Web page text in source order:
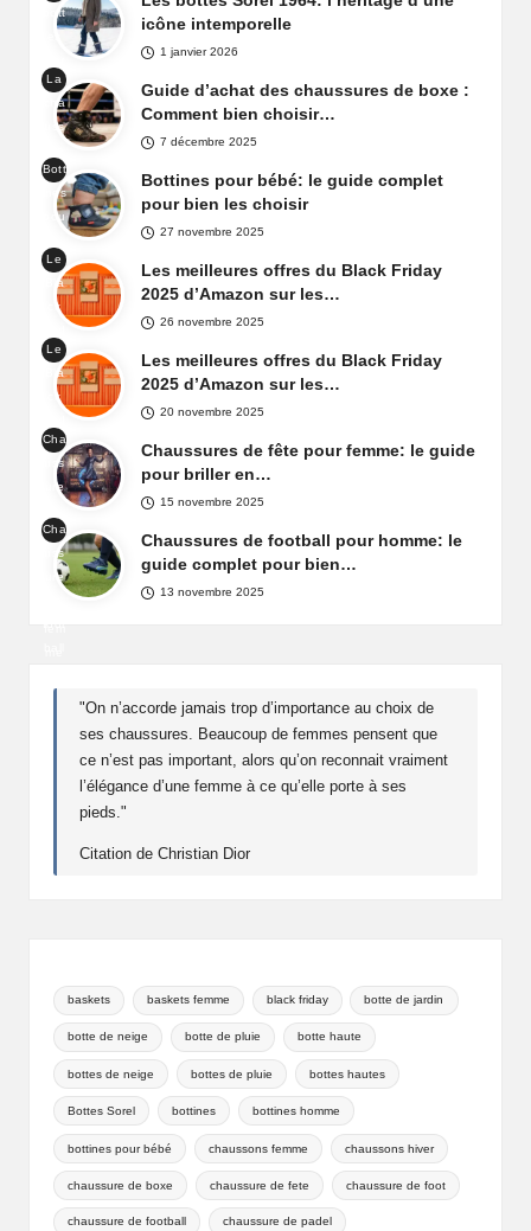
Sor
Car
niva
bott
el
196
icône intemporelle
1 janvier 2026
La
cha
uss
de
box
Guide d’achat des chaussures de boxe :
Comment bien choisir…
7 décembre 2025
Bott
ines
pou
béb
é
Bottines pour bébé: le guide complet
pour bien les choisir
27 novembre 2025
Le
Bla
ck
ay
d'A
maz
on
Fra
nce
Les meilleures offres du Black Friday
2025 d’Amazon sur les…
26 novembre 2025
Le
Bla
ck
ay
d'A
maz
on
Fra
nce
Les meilleures offres du Black Friday
2025 d’Amazon sur les…
20 novembre 2025
Cha
uss
ure
de
fête
pou
Chaussures de fête pour femme: le guide
pour briller en…
15 novembre 2025
Cha
uss
ure
Chaussures de football pour homme: le
guide complet pour bien…
13 novembre 2025
"On n’accorde jamais trop d’importance au choix de
ses chaussures. Beaucoup de femmes pensent que
ce n’est pas important, alors qu’on reconnait vraiment
l’élégance d’une femme à ce qu’elle porte à ses
pieds."
Citation de Christian Dior
baskets baskets femme black friday botte de jardin
botte de neige botte de pluie botte haute
bottes de neige bottes de pluie bottes hautes
Bottes Sorel bottines bottines homme
bottines pour bébé chaussons femme chaussons hiver
chaussure de boxe chaussure de fete chaussure de foot
chaussure de football chaussure de padel